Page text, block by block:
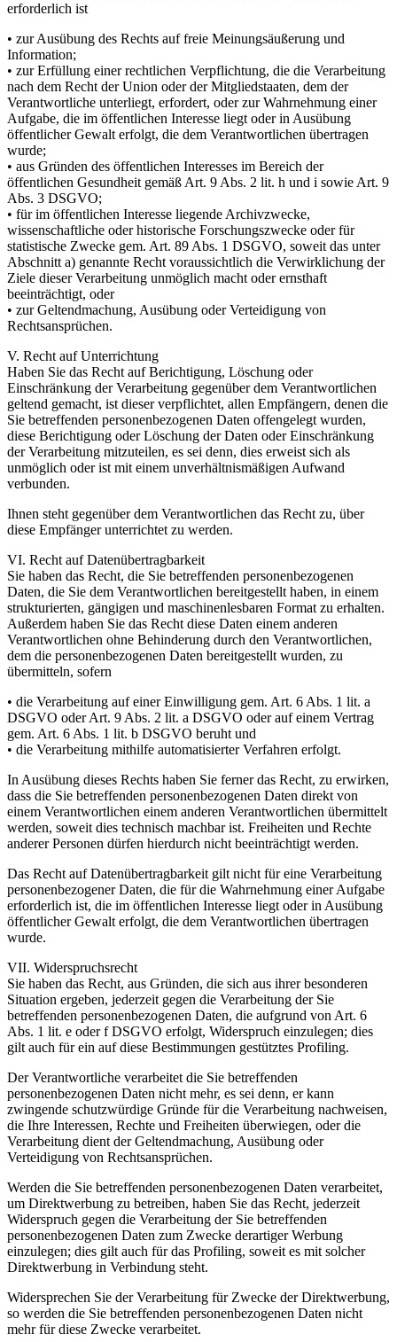
erforderlich ist
• zur Ausübung des Rechts auf freie Meinungsäußerung und
Information;
• zur Erfüllung einer rechtlichen Verpflichtung, die die Verarbeitung
nach dem Recht der Union oder der Mitgliedstaaten, dem der
Verantwortliche unterliegt, erfordert, oder zur Wahrnehmung einer
Aufgabe, die im öffentlichen Interesse liegt oder in Ausübung
öffentlicher Gewalt erfolgt, die dem Verantwortlichen übertragen
wurde;
• aus Gründen des öffentlichen Interesses im Bereich der
öffentlichen Gesundheit gemäß Art. 9 Abs. 2 lit. h und i sowie Art. 9
Abs. 3 DSGVO;
• für im öffentlichen Interesse liegende Archivzwecke,
wissenschaftliche oder historische Forschungszwecke oder für
statistische Zwecke gem. Art. 89 Abs. 1 DSGVO, soweit das unter
Abschnitt a) genannte Recht voraussichtlich die Verwirklichung der
Ziele dieser Verarbeitung unmöglich macht oder ernsthaft
beeinträchtigt, oder
• zur Geltendmachung, Ausübung oder Verteidigung von
Rechtsansprüchen.
V. Recht auf Unterrichtung
Haben Sie das Recht auf Berichtigung, Löschung oder
Einschränkung der Verarbeitung gegenüber dem Verantwortlichen
geltend gemacht, ist dieser verpflichtet, allen Empfängern, denen die
Sie betreffenden personenbezogenen Daten offengelegt wurden,
diese Berichtigung oder Löschung der Daten oder Einschränkung
der Verarbeitung mitzuteilen, es sei denn, dies erweist sich als
unmöglich oder ist mit einem unverhältnismäßigen Aufwand
verbunden.
Ihnen steht gegenüber dem Verantwortlichen das Recht zu, über
diese Empfänger unterrichtet zu werden.
VI. Recht auf Datenübertragbarkeit
Sie haben das Recht, die Sie betreffenden personenbezogenen
Daten, die Sie dem Verantwortlichen bereitgestellt haben, in einem
strukturierten, gängigen und maschinenlesbaren Format zu erhalten.
Außerdem haben Sie das Recht diese Daten einem anderen
Verantwortlichen ohne Behinderung durch den Verantwortlichen,
dem die personenbezogenen Daten bereitgestellt wurden, zu
übermitteln, sofern
• die Verarbeitung auf einer Einwilligung gem. Art. 6 Abs. 1 lit. a
DSGVO oder Art. 9 Abs. 2 lit. a DSGVO oder auf einem Vertrag
gem. Art. 6 Abs. 1 lit. b DSGVO beruht und
• die Verarbeitung mithilfe automatisierter Verfahren erfolgt.
In Ausübung dieses Rechts haben Sie ferner das Recht, zu erwirken,
dass die Sie betreffenden personenbezogenen Daten direkt von
einem Verantwortlichen einem anderen Verantwortlichen übermittelt
werden, soweit dies technisch machbar ist. Freiheiten und Rechte
anderer Personen dürfen hierdurch nicht beeinträchtigt werden.
Das Recht auf Datenübertragbarkeit gilt nicht für eine Verarbeitung
personenbezogener Daten, die für die Wahrnehmung einer Aufgabe
erforderlich ist, die im öffentlichen Interesse liegt oder in Ausübung
öffentlicher Gewalt erfolgt, die dem Verantwortlichen übertragen
wurde.
VII. Widerspruchsrecht
Sie haben das Recht, aus Gründen, die sich aus ihrer besonderen
Situation ergeben, jederzeit gegen die Verarbeitung der Sie
betreffenden personenbezogenen Daten, die aufgrund von Art. 6
Abs. 1 lit. e oder f DSGVO erfolgt, Widerspruch einzulegen; dies
gilt auch für ein auf diese Bestimmungen gestütztes Profiling.
Der Verantwortliche verarbeitet die Sie betreffenden
personenbezogenen Daten nicht mehr, es sei denn, er kann
zwingende schutzwürdige Gründe für die Verarbeitung nachweisen,
die Ihre Interessen, Rechte und Freiheiten überwiegen, oder die
Verarbeitung dient der Geltendmachung, Ausübung oder
Verteidigung von Rechtsansprüchen.
Werden die Sie betreffenden personenbezogenen Daten verarbeitet,
um Direktwerbung zu betreiben, haben Sie das Recht, jederzeit
Widerspruch gegen die Verarbeitung der Sie betreffenden
personenbezogenen Daten zum Zwecke derartiger Werbung
einzulegen; dies gilt auch für das Profiling, soweit es mit solcher
Direktwerbung in Verbindung steht.
Widersprechen Sie der Verarbeitung für Zwecke der Direktwerbung,
so werden die Sie betreffenden personenbezogenen Daten nicht
mehr für diese Zwecke verarbeitet.